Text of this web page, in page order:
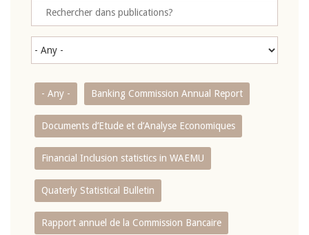
- Any - Banking Commission Annual Report
Documents d’Etude et d’Analyse Economiques
Financial Inclusion statistics in WAEMU
Quaterly Statistical Bulletin
Rapport annuel de la Commission Bancaire